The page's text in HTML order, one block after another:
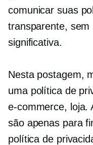
comunicar suas
transparente, sem
significativa.
Nesta postagem,
uma política de
e-commerce, loja.
são apenas para
política de